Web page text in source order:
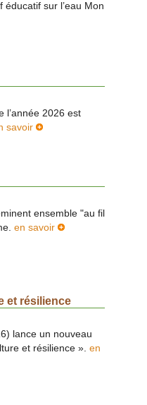
éducatif sur l’eau Mon
l’année 2026 est
savoir
ensemble "au fil
en savoir
et résilience
lance un nouveau
et résilience ». en